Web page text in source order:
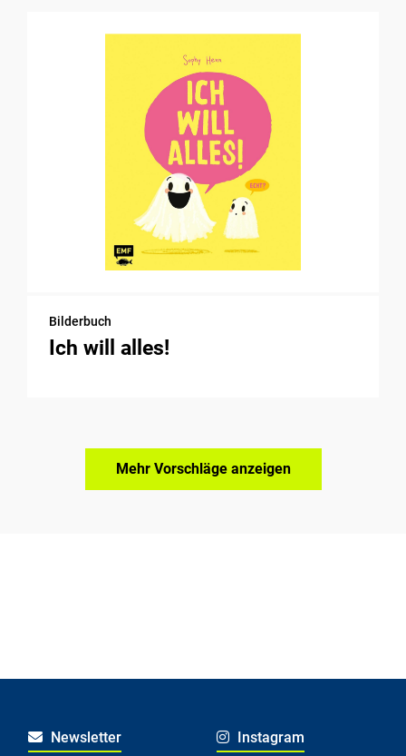
Bilderbuch
Ich will alles!
Mehr Vorschläge anzeigen
Newsletter Instagram